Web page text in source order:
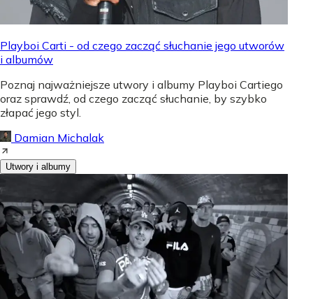
Playboi Carti - od czego zacząć słuchanie jego utworów
i albumów
Poznaj najważniejsze utwory i albumy Playboi Cartiego
oraz sprawdź, od czego zacząć słuchanie, by szybko
złapać jego styl.
Damian Michalak
Utwory i albumy